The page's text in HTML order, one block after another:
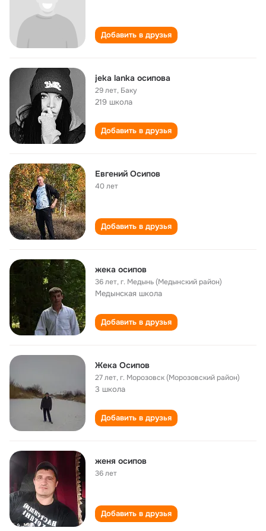
Добавить в друзья
jeka lanka осипова
29 лет, Баку
219 школа
Добавить в друзья
Евгений Осипов
40 лет
Добавить в друзья
жека осипов
36 лет,г. Медынь (Медынский район)
Медынская школа
Добавить в друзья
Жека Осипов
27 лет,г. Морозовск (Морозовский район)
3 школа
Добавить в друзья
женя осипов
36 лет
Добавить в друзья